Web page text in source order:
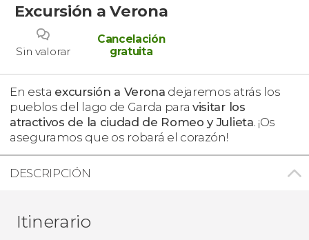
Excursión a Verona
Sin valorar
Cancelación
gratuita
En esta excursión a Verona dejaremos atrás los
pueblos del lago de Garda paravisitar los
atractivos de la ciudad de Romeo y Julieta. ¡Os
aseguramos que os robará el corazón!
DESCRIPCIÓN
Itinerario